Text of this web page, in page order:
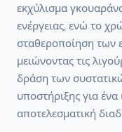
εκχύλισμα
ενέργειας, ενώ το
σταθεροποίηση των
μειώνοντας τις
δράση των
υποστήριξης για
αποτελεσματική